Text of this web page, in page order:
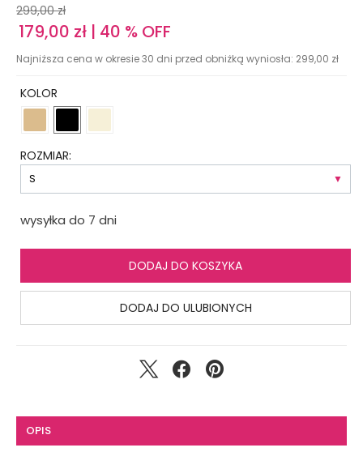
299,00 zł
179,00 zł | 40 % OFF
Najniższa cena w okresie 30 dni przed obniżką wyniosła: 299,00 zł
KOLOR
ROZMIAR:
wysyłka do 7 dni
DODAJ DO KOSZYKA
DODAJ DO ULUBIONYCH
OPIS